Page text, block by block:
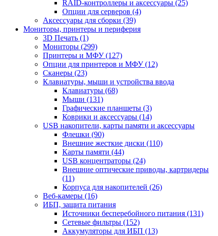
RAID-контроллеры и аксессуары (25)
Опции для серверов (4)
Аксессуары для сборки (39)
Мониторы, принтеры и периферия
3D Печать (1)
Мониторы (299)
Принтеры и МФУ (127)
Опции для принтеров и МФУ (12)
Сканеры (23)
Клавиатуры, мыши и устройства ввода
Клавиатуры (68)
Мыши (131)
Графические планшеты (3)
Коврики и аксессуары (14)
USB накопители, карты памяти и аксессуары
Флешки (90)
Внешние жесткие диски (110)
Карты памяти (44)
USB концентраторы (24)
Внешние оптические приводы, картридеры
(11)
Корпуса для накопителей (26)
Веб-камеры (16)
ИБП, защита питания
Источники бесперебойного питания (131)
Сетевые фильтры (152)
Аккумуляторы для ИБП (13)